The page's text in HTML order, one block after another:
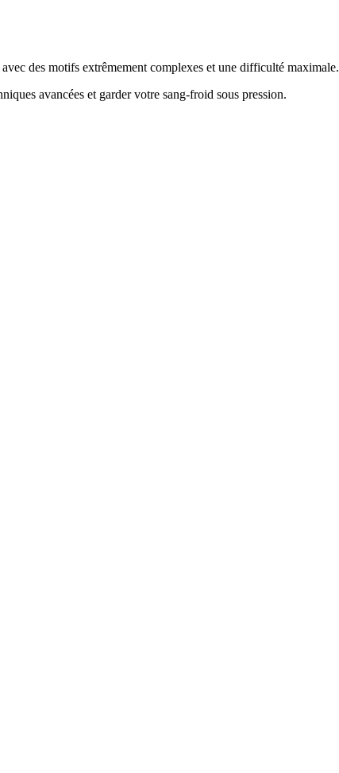
des motifs extrêmement complexes et une difficulté maximale.
avancées et garder votre sang-froid sous pression.